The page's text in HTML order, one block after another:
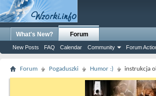
What's New? Forum
New Posts FAQ Calendar Community Forum
Forum Pogaduszki Humor :) instrukcja